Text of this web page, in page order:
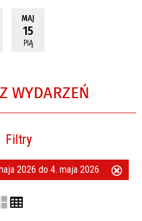
MAJ
15
PIĄ
WYDARZEŃ
Filtry
2026 do 4. maja 2026